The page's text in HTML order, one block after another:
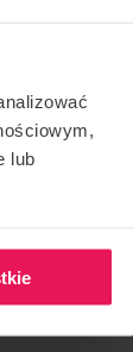
lub